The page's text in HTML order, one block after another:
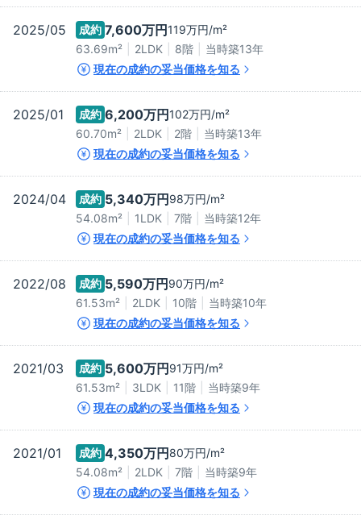
2025/05 成約 7,600万円119万円/m²
63.69m²
2LDK 8階 当時築13年
現在の成約の妥当価格を知る
2025/01 成約 6,200万円102万円/m²
60.70m²
2LDK 2階 当時築13年
現在の成約の妥当価格を知る
2024/04 成約 5,340万円98万円/m²
54.08m²
1LDK 7階 当時築12年
現在の成約の妥当価格を知る
2022/08 成約 5,590万円90万円/m²
61.53m²
2LDK 10階 当時築10年
現在の成約の妥当価格を知る
2021/03 成約 5,600万円91万円/m²
61.53m²
3LDK 11階 当時築9年
現在の成約の妥当価格を知る
2021/01 成約 4,350万円80万円/m²
54.08m²
2LDK 7階 当時築9年
現在の成約の妥当価格を知る